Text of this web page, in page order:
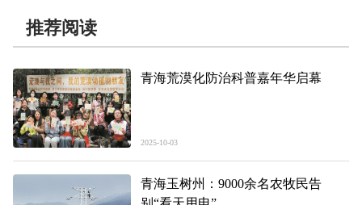
推荐阅读
青海荒漠化防治科普嘉年华启幕
2025-10-03
青海玉树州：9000余名农牧民告